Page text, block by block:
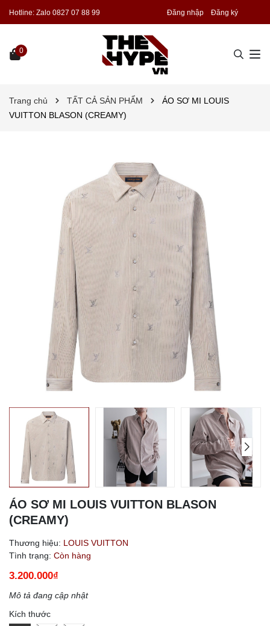
Hotline: Zalo 0827 07 88 99 Đăng nhập Đăng ký
0
Trang chủ TẤT CẢ SẢN PHẨM
ÁO SƠ MI LOUIS
VUITTON BLASON (CREAMY)
ÁO SƠ MI LOUIS VUITTON BLASON
(CREAMY)
Thương hiệu: LOUIS VUITTON
Tình trạng: Còn hàng
3.200.000₫
Mô tả đang cập nhật
Kích thước